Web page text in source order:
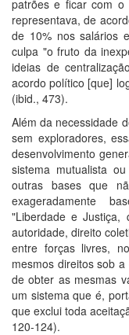
patrões e ficar com o
representava, de
de 10% nos salários
culpa "o fruto da
ideias de
acordo político [que]
(ibid., 473).
Além da necessidade
sem exploradores,
desenvolvimento
sistema mutualista
outras bases que
exageradamente
"Liberdade e
autoridade, direito
entre forças livres,
mesmos direitos sob
de obter as mesmas
um sistema que é,
que exclui toda
120-124).